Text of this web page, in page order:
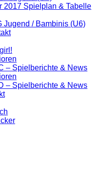
2017 Spielplan & Tabelle
Jugend / Bambinis (U6)
– Spielberichte & News
– Spielberichte & News